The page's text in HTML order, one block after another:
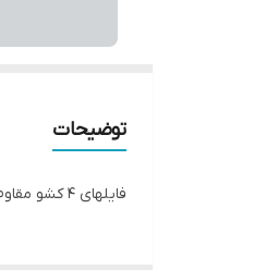
توضیحات
فایلهای ۴ کشو مقاوم و زیبا در طرحهای مختلف